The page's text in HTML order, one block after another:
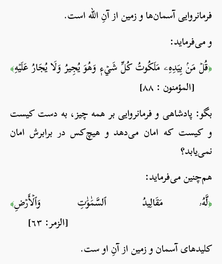
فرمان‎روایی آسمان‌ها و زمین از آنِ الله است.
و می‌فرماید:
﴿قُلۡ مَنۢ بِيَدِهِۦ مَلَكُوتُ كُلِّ شَيۡءٖ وَهُوَ يُجِيرُ وَلَا يُجَارُ عَلَيۡهِ﴾
[المؤمنون : ٨٨]
بگو: پادشاهی و فرمان‎روایی بر همه چیز، به دست کیست
و کیست که امان می‌دهد و هیچ‌کس در برابرش امان
نمی‌یابد؟
هم‌چنین می‌فرماید:
﴿لَّهُۥ مَقَالِيدُ ٱلسَّمَٰوَٰتِ وَٱلۡأَرۡضِ﴾
[الزمر: ٦٣]
کلیدهای آسمان و زمین از آنِ او ست.